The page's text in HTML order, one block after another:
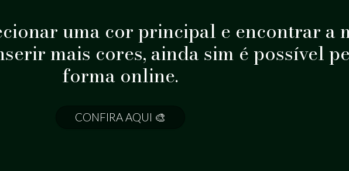
uma cor principal e encontrar a
mais cores, ainda sim é possível
forma online.
CONFIRA AQUI 🎨